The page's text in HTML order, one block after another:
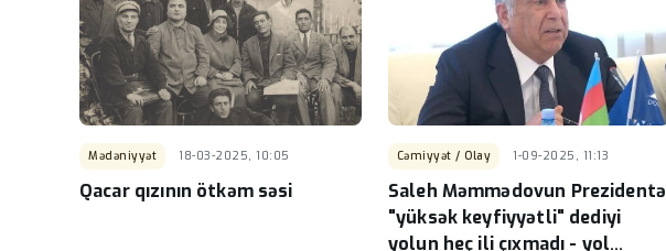
Mədəniyyət 18-03-2025, 10:05
Qacar qızının ötkəm səsi
Cəmiyyət / Olay 1-09-2025, 11:13
Saleh Məmmədovun Prezidentə
"yüksək keyfiyyətli" dediyi
yolun heç ili çıxmadı - yol